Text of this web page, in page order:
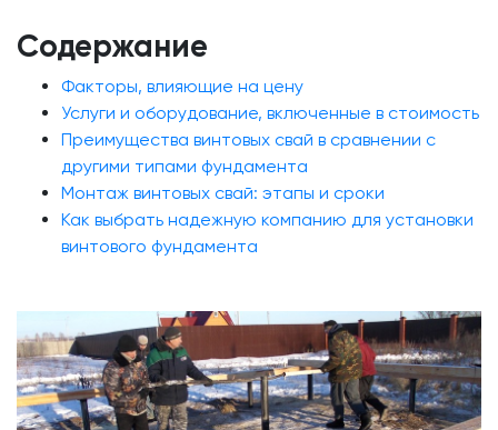
Содержание
Факторы, влияющие на цену
Услуги и оборудование, включенные в стоимость
Преимущества винтовых свай в сравнении с
другими типами фундамента
Монтаж винтовых свай: этапы и сроки
Как выбрать надежную компанию для установки
винтового фундамента